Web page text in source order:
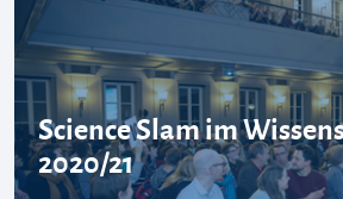
Science Slam im
2020/21